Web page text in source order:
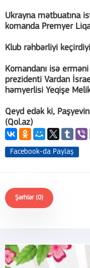
Ukrayna mətbuatına
komanda Premyer
Klub rəhbərliyi
Komandanı isə erməni
prezidenti Vardan
həmyerlisi Yeqişe
Qeyd edək ki,
(Qol.az)
Facebook-da Paylaş
Şərhlər (0)